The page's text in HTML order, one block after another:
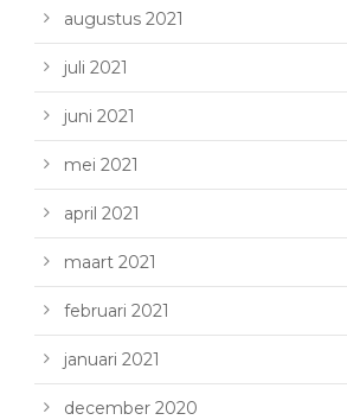
augustus 2021
juli 2021
juni 2021
mei 2021
april 2021
maart 2021
februari 2021
januari 2021
december 2020